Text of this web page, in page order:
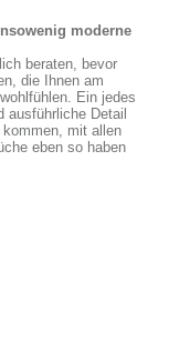
moderne
beraten, bevor
die Ihnen am
Ein jedes
ausführliche Detail
kommen, mit allen
eben so haben